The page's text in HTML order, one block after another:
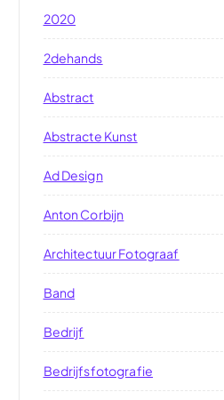
2020
2dehands
Abstract
Abstracte Kunst
Ad Design
Anton Corbijn
Architectuur Fotograaf
Band
Bedrijf
Bedrijfsfotografie